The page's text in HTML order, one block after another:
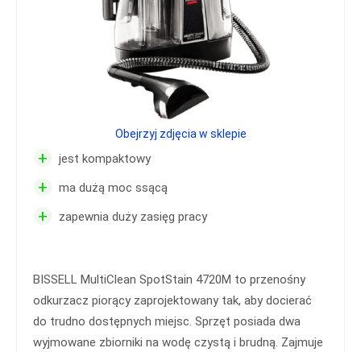
+ jest kompaktowy
+ ma dużą moc ssącą
+ zapewnia duży zasięg pracy
BISSELL MultiClean SpotStain 4720M to przenośny
odkurzacz piorący zaprojektowany tak, aby docierać
do trudno dostępnych miejsc. Sprzęt posiada dwa
wyjmowane zbiorniki na wodę czystą i brudną. Zajmuje
Obejrzyj zdjęcia w sklepie